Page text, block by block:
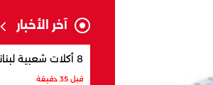
آخر الأخبار
8 أكلات شعبية لبنانية
قبل 35 دقيقة